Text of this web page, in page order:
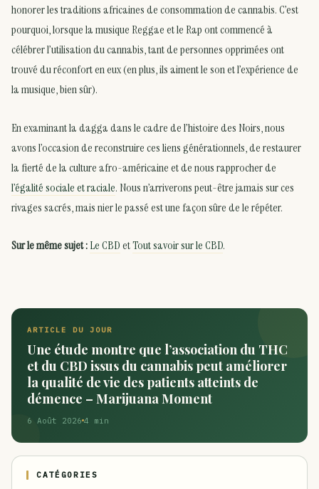
honorer les traditions africaines de consommation de cannabis. C’est
pourquoi, lorsque la musique Reggae et le Rap ont commencé à
célébrer l’utilisation du cannabis, tant de personnes opprimées ont
trouvé du réconfort en eux (en plus, ils aiment le son et l’expérience de
la musique, bien sûr).
En examinant la dagga dans le cadre de l’histoire des Noirs, nous
avons l’occasion de reconstruire ces liens générationnels, de restaurer
la fierté de la culture afro-américaine et de nous rapprocher de
l’égalité sociale et raciale. Nous n’arriverons peut-être jamais sur ces
rivages sacrés, mais nier le passé est une façon sûre de le répéter.
Sur le même sujet :Le CBDetTout savoir sur le CBD.
ARTICLE DU JOUR
Une étude montre que l’association du THC
et du CBD issus du cannabis peut améliorer
la qualité de vie des patients atteints de
démence – Marijuana Moment
6 Août 2026 4 min
CATÉGORIES